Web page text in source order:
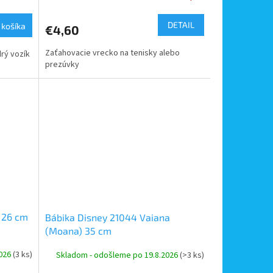
vozík
€4,60 DETAIL
Zaťahovacie vrecko na tenisky alebo
prezúvky
cm
(3 ks)
Bábika Disney 21044 Vaiana
(Moana) 35 cm
Skladom - odošleme po 19.8.2026(>3 ks)